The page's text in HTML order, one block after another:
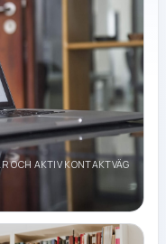
OCH AKTIV KONTAKTVÄG